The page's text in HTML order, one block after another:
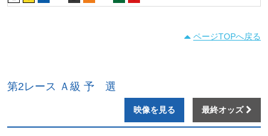
ページTOPへ戻る
第2レース Ａ級 予 選
映像を見る 最終オッズ